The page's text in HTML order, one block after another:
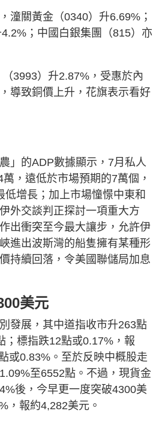
潼關黃金（0340）升6.69%；
；中國白銀集團（815）亦
3993）升2.87%，受惠於內
導致銅價上升，花旗表示看好
」的ADP數據顯示，7月私人
，遠低於市場預期的7萬個，
低增長；加上市場憧憬中東和
外交談判正探討一項重大方
出衝突至今最大讓步，允許伊
進出波斯灣的船隻擁有某種形
持續回落，令美國聯儲局加息
美元
發展，其中道指收市升263點
；標指跌12點或0.17%，報
或0.83%。至於反映中概股走
至6552點。不過，現貨金
後，今早更一度突破4300美
，報約4,282美元。